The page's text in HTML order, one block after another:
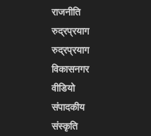
राजनीति
रुद्रप्रयाग
रुद्रप्रयाग
विकासनगर
वीडियो
संपादकीय
संस्कृति